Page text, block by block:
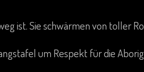
ist. Sie schwärmen von toller
um Respekt für die